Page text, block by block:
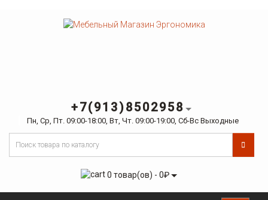
+7(913)8502958
Пн, Ср, Пт. 09:00-18:00, Вт, Чт. 09:00-19:00, Сб-Вс Выходные
0 товар(ов) - 0₽